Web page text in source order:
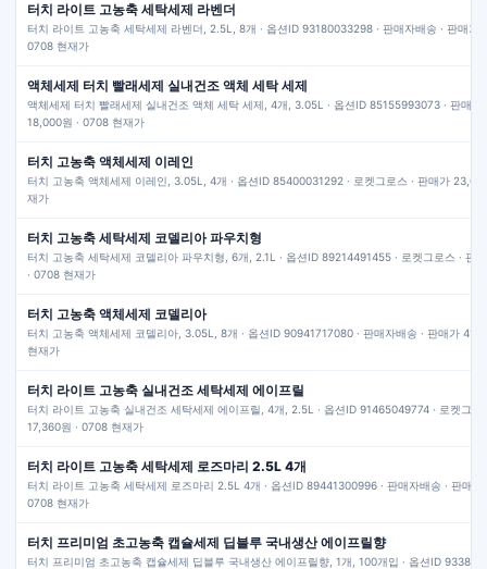
터치 라이트 고농축 세탁세제 라벤더
터치 라이트 고농축 세탁세제 라벤더, 2.5L, 8개 · 옵션ID 93180033298 · 판매자배송 · 판매가
0708 현재가
액체세제 터치 빨래세제 실내건조 액체 세탁 세제
액체세제 터치 빨래세제 실내건조 액체 세탁 세제, 4개, 3.05L · 옵션ID 85155993073 · 판매자
18,000원 · 0708 현재가
터치 고농축 액체세제 이레인
터치 고농축 액체세제 이레인, 3.05L, 4개 · 옵션ID 85400031292 · 로켓그로스 · 판매가
재가
터치 고농축 세탁세제 코델리아 파우치형
터치 고농축 세탁세제 코델리아 파우치형, 6개, 2.1L · 옵션ID 89214491455 · 로켓그로스 · 판
· 0708 현재가
터치 고농축 액체세제 코델리아
터치 고농축 액체세제 코델리아, 3.05L, 8개 · 옵션ID 90941717080 · 판매자배송 · 판매가
현재가
터치 라이트 고농축 실내건조 세탁세제 에이프릴
터치 라이트 고농축 실내건조 세탁세제 에이프릴, 4개, 2.5L · 옵션ID 91465049774 · 로켓그로
17,360원 · 0708 현재가
터치 라이트 고농축 세탁세제 로즈마리 2.5L 4개
터치 라이트 고농축 세탁세제 로즈마리 2.5L 4개 · 옵션ID 89441300996 · 판매자배송 · 판매가
0708 현재가
터치 프리미엄 초고농축 캡슐세제 딥블루 국내생산 에이프릴향
터치 프리미엄 초고농축 캡슐세제 딥블루 국내생산 에이프릴향, 1개, 100개입 · 옵션ID